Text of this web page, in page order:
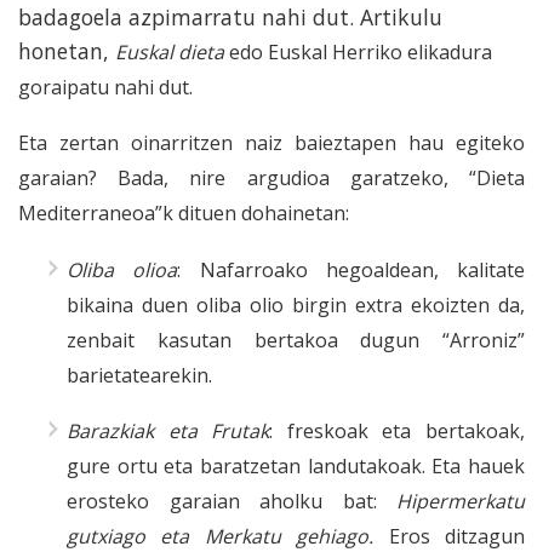
badagoela azpimarratu nahi dut. Artikulu
honetan, Euskal dietaedo Euskal Herriko elikadura
goraipatu nahi dut.
Eta zertan oinarritzen naiz baieztapen hau egiteko
garaian? Bada, nire argudioa garatzeko, “Dieta
Mediterraneoa”k dituen dohainetan:
Oliba olioa: Nafarroako hegoaldean, kalitate
bikaina duen oliba olio birgin extra ekoizten da,
zenbait kasutan bertakoa dugun “Arroniz”
barietatearekin.
Barazkiak eta Frutak: freskoak eta bertakoak,
gure ortu eta baratzetan landutakoak. Eta hauek
erosteko garaian aholku bat: Hipermerkatu
gutxiago eta Merkatu gehiago. Eros ditzagun